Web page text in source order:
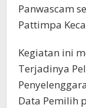
Panwascam
Pattimpa
Kegiatan ini
Terjadinya
Data Pemilih